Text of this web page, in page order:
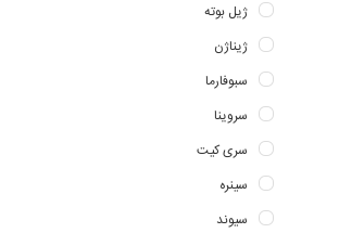
ژیل بوته
ژیناژن
سبوفارما
سروینا
سری کیت
سینره
سیوند